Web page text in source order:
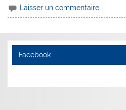
Laisser un commentaire
Facebook